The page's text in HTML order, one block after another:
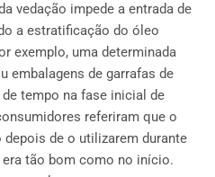
vedação impede a entrada de
a estratificação do óleo
exemplo, uma determinada
embalagens de garrafas de
tempo na fase inicial de
referiram que o
de o utilizarem durante
tão bom como no início.